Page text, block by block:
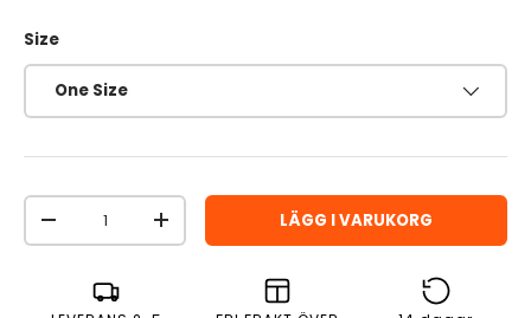
Size
One Size
Antal
MINSKA ANTALÖKA ANTAL LÄGG I VARUKORG